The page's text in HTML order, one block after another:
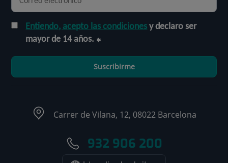
Entiendo, acepto las condicionesy declaro ser
mayor de 14 años.
Suscribirme
Carrer de Vilana, 12, 08022 Barcelona
932 906 200